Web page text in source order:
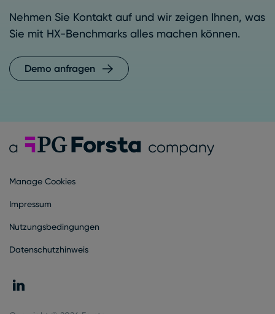
Nehmen Sie Kontakt auf und wir zeigen Ihnen, was
Sie mit HX-Benchmarks alles machen können.
Demo anfragen
Forsta Deutsch
Manage Cookies
Impressum
Nutzungsbedingungen
Datenschutzhinweis
LinkedIn